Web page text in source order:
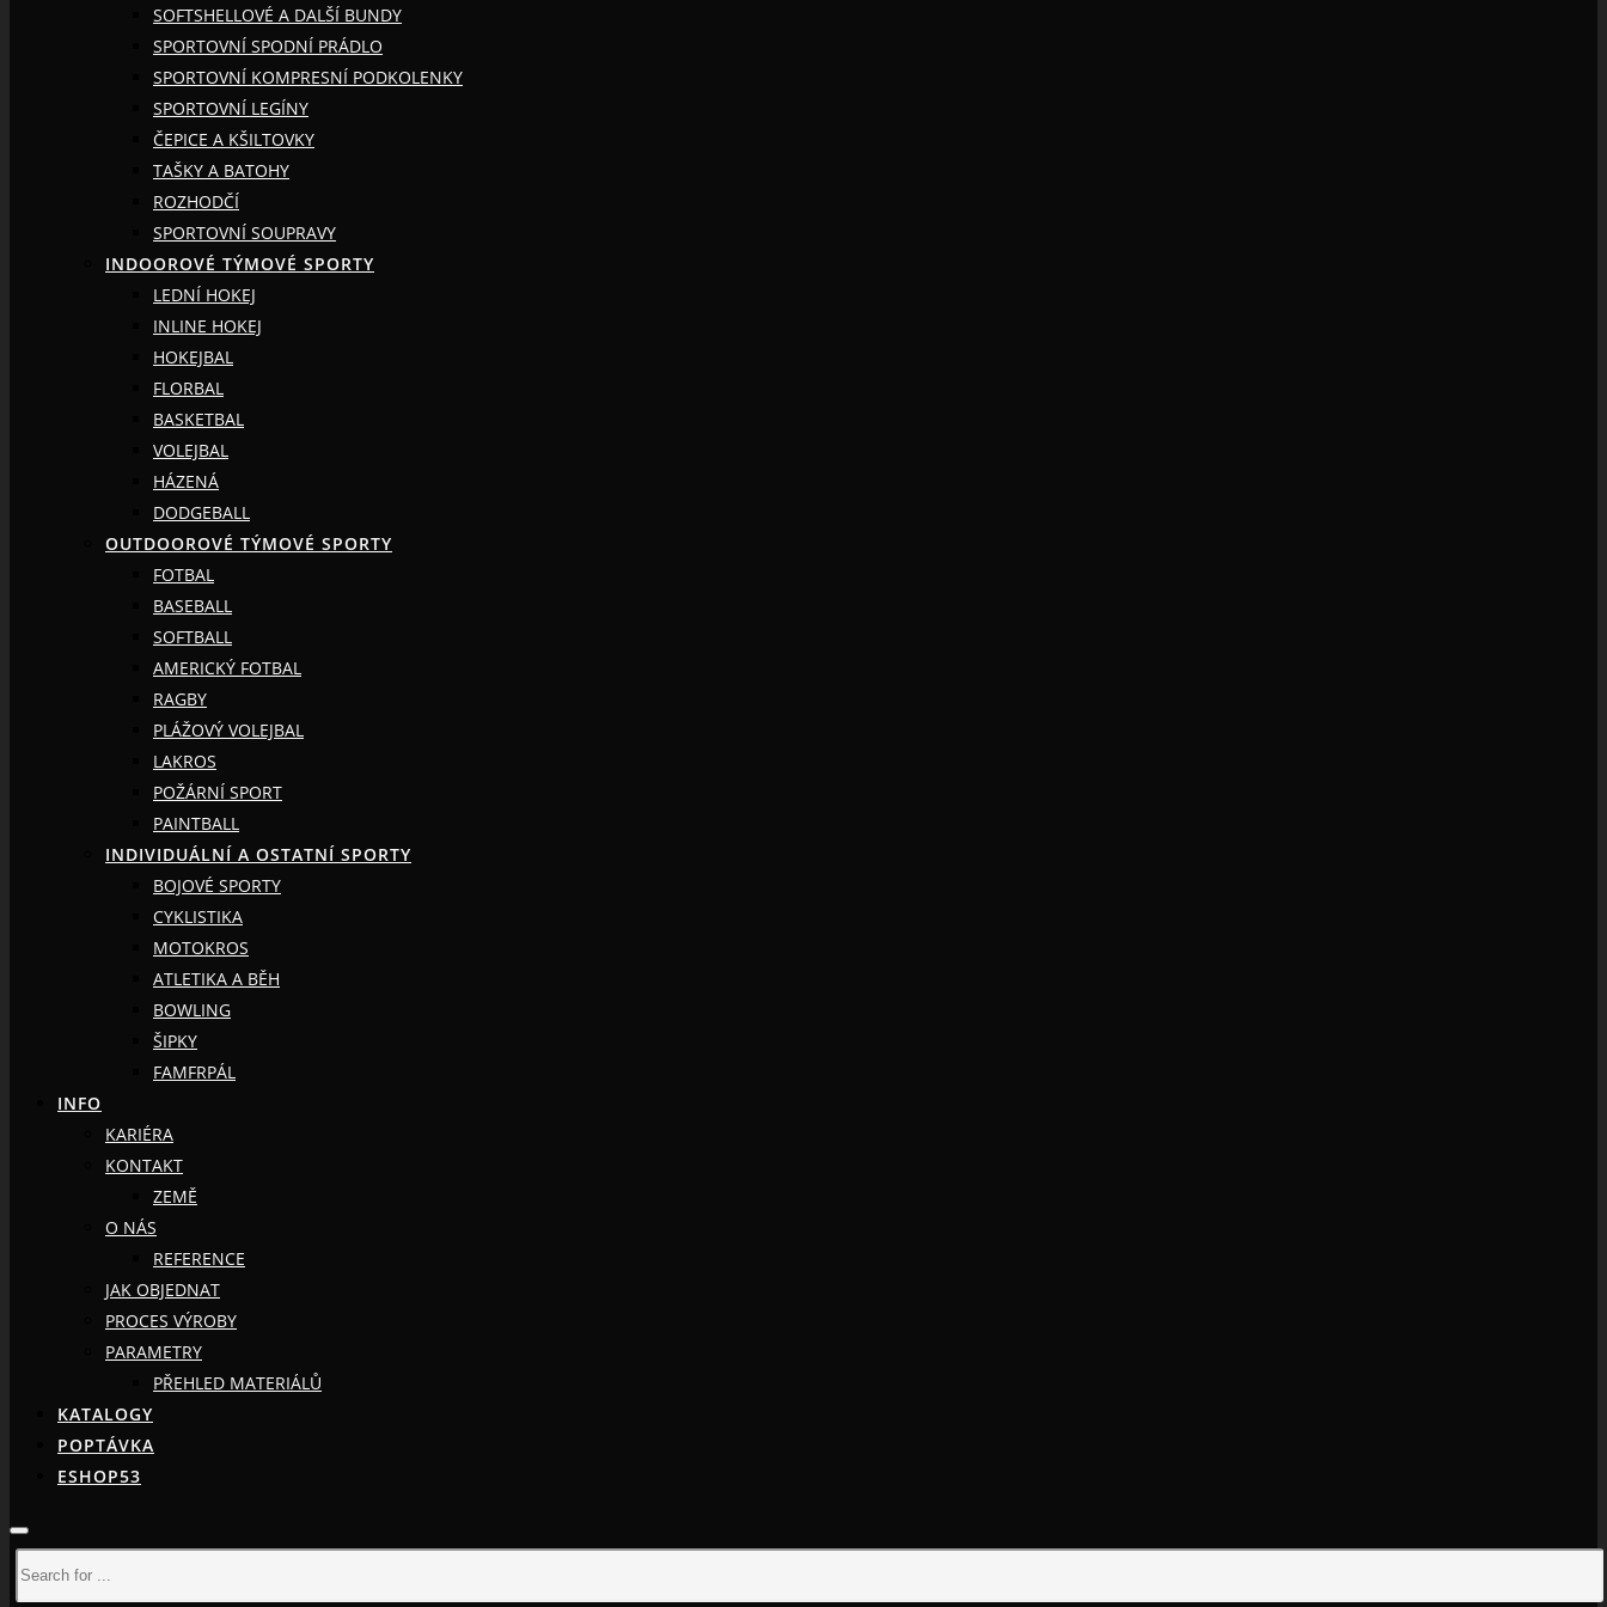
SOFTSHELLOVÉ A DALŠÍ BUNDY
SPORTOVNÍ SPODNÍ PRÁDLO
SPORTOVNÍ KOMPRESNÍ PODKOLENKY
SPORTOVNÍ LEGÍNY
ČEPICE A KŠILTOVKY
TAŠKY A BATOHY
ROZHODČÍ
SPORTOVNÍ SOUPRAVY
INDOOROVÉ TÝMOVÉ SPORTY
LEDNÍ HOKEJ
INLINE HOKEJ
HOKEJBAL
FLORBAL
BASKETBAL
VOLEJBAL
HÁZENÁ
DODGEBALL
OUTDOOROVÉ TÝMOVÉ SPORTY
FOTBAL
BASEBALL
SOFTBALL
AMERICKÝ FOTBAL
RAGBY
PLÁŽOVÝ VOLEJBAL
LAKROS
POŽÁRNÍ SPORT
PAINTBALL
INDIVIDUÁLNÍ A OSTATNÍ SPORTY
BOJOVÉ SPORTY
CYKLISTIKA
MOTOKROS
ATLETIKA A BĚH
BOWLING
ŠIPKY
FAMFRPÁL
INFO
KARIÉRA
KONTAKT
ZEMĚ
O NÁS
REFERENCE
JAK OBJEDNAT
PROCES VÝROBY
PARAMETRY
PŘEHLED MATERIÁLŮ
KATALOGY
POPTÁVKA
ESHOP53